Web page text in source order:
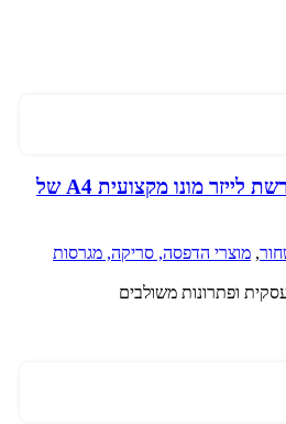
HL-L6410DN מדפסת רשת לייזר מונו מקצועית A4 של
, מוצרי הדפסה, סריקה, מגרסות
ופתרונות משולבים